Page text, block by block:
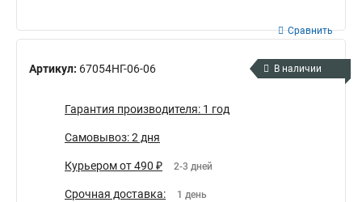
Артикул: 67054НГ-06-06
Сравнить
В наличии
Гарантия производителя: 1 год
Самовывоз: 2 дня
Курьером от 490 ₽ 2-3 дней
Срочная доставка: 1 день